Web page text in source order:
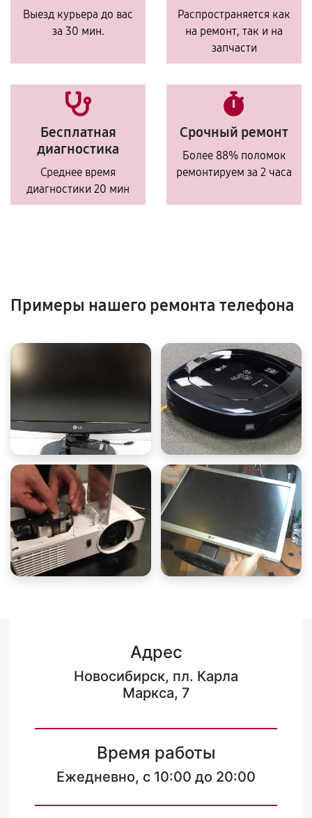
Выезд курьера до вас
за 30 мин.
Распространяется как
на ремонт, так и на
запчасти
Бесплатная
диагностика
Среднее время
диагностики 20 мин
Срочный ремонт
Более 88% поломок
ремонтируем за 2 часа
Примеры нашего ремонта телефона
Адрес
Новосибирск, пл. Карла
Маркса, 7
Время работы
Ежедневно, с 10:00 до 20:00